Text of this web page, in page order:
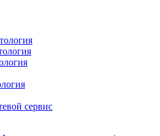
сервис